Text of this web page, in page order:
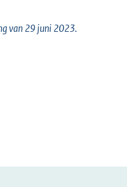
van 29 juni 2023.